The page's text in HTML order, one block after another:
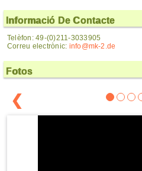
Informació De Contacte
Telèfon: 49-(0)211-3033905
Correu electrònic: info@mk-2.de
Fotos
❮